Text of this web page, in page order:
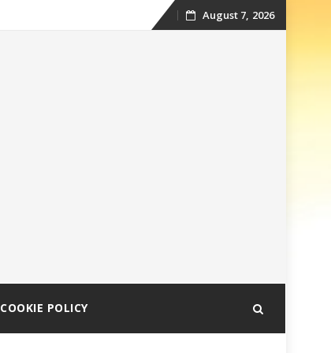
Skip
August 7, 2026
COOKIE POLICY